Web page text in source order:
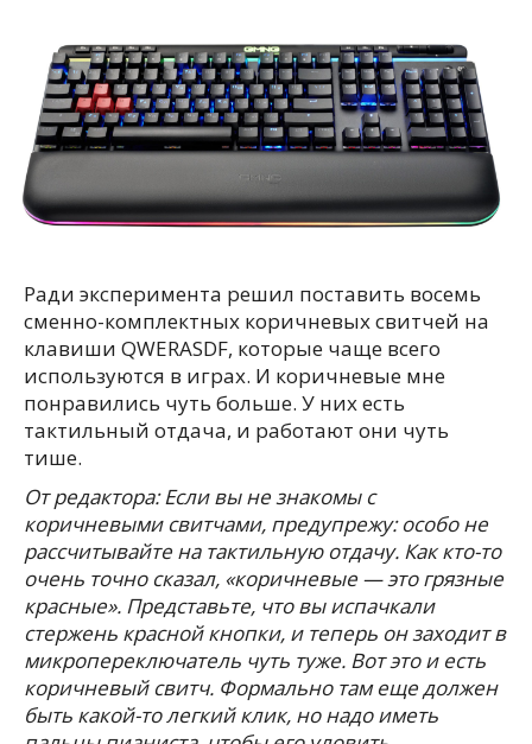
Ради эксперимента решил поставить восемь
сменно-комплектных коричневых свитчей на
клавиши QWERASDF, которые чаще всего
используются в играх. И коричневые мне
понравились чуть больше. У них есть
тактильный отдача, и работают они чуть
тише.
От редактора: Если вы не знакомы с
коричневыми свитчами, предупрежу: особо не
рассчитывайте на тактильную отдачу. Как кто-то
очень точно сказал, «коричневые — это грязные
красные». Представьте, что вы испачкали
стержень красной кнопки, и теперь он заходит в
микропереключатель чуть туже. Вот это и есть
коричневый свитч. Формально там еще должен
быть какой-то легкий клик, но надо иметь